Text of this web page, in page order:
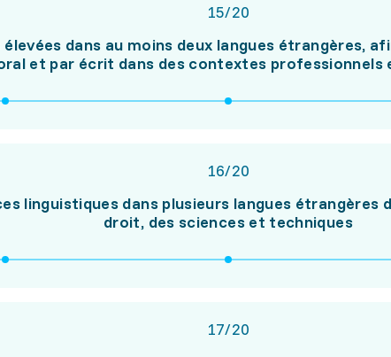
15/20
dans au moins deux langues étrangères,
et par écrit dans des contextes professionnels
16/20
linguistiques dans plusieurs langues étrangères
droit, des sciences et techniques
17/20